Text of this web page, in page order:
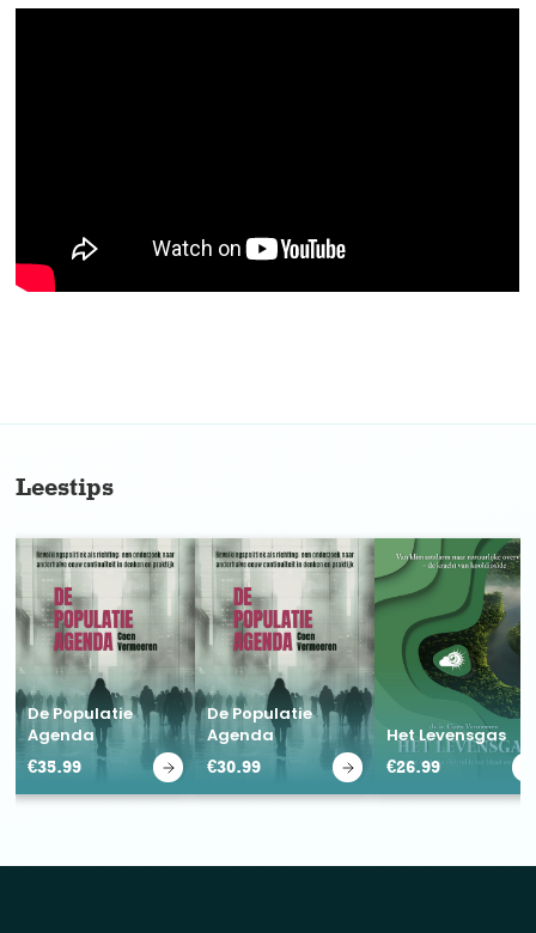
Leestips
De Populatie
Agenda
€35.99
De Populatie
Agenda
€30.99
Het Levensgas
€26.99